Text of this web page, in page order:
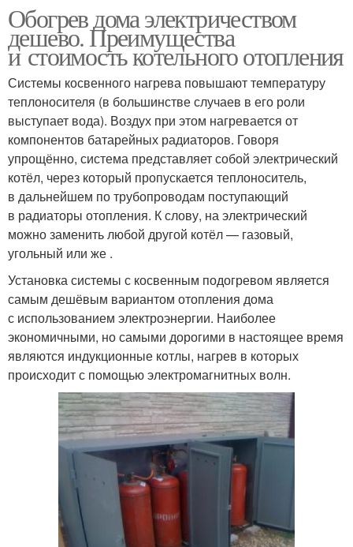
Обогрев дома электричеством
дешево. Преимущества
и стоимость котельного отопления
Системы косвенного нагрева повышают температуру
теплоносителя (в большинстве случаев в его роли
выступает вода). Воздух при этом нагревается от
компонентов батарейных радиаторов. Говоря
упрощённо, система представляет собой электрический
котёл, через который пропускается теплоноситель,
в дальнейшем по трубопроводам поступающий
в радиаторы отопления. К слову, на электрический
можно заменить любой другой котёл — газовый,
угольный или же .
Установка системы с косвенным подогревом является
самым дешёвым вариантом отопления дома
с использованием электроэнергии. Наиболее
экономичными, но самыми дорогими в настоящее время
являются индукционные котлы, нагрев в которых
происходит с помощью электромагнитных волн.